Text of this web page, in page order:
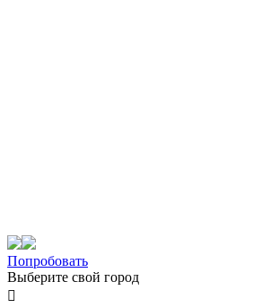
Попробовать
Выберите свой город
